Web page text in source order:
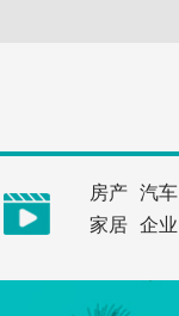
房产 汽车
家居 企业